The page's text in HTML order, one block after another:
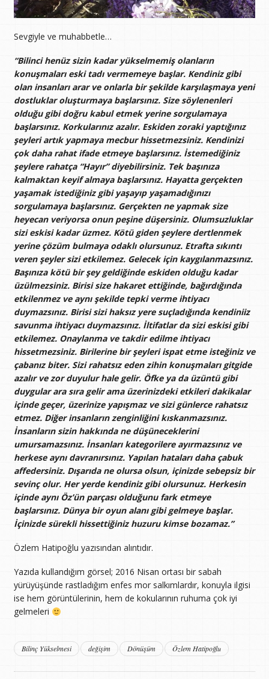
Sevgiyle ve muhabbetle…
“Bilinci henüz sizin kadar yükselmemiş olanların
konuşmaları eski tadı vermemeye başlar. Kendiniz gibi
olan insanları arar ve onlarla bir şekilde karşılaşmaya yeni
dostluklar oluşturmaya başlarsınız. Size söylenenleri
olduğu gibi doğru kabul etmek yerine sorgulamaya
başlarsınız. Korkularınız azalır. Eskiden zoraki yaptığınız
şeyleri artık yapmaya mecbur hissetmezsiniz. Kendinizi
çok daha rahat ifade etmeye başlarsınız. İstemediğiniz
şeylere rahatça “Hayır” diyebilirsiniz. Tek başınıza
kalmaktan keyif almaya başlarsınız. Hayatta gerçekten
yaşamak istediğiniz gibi yaşayıp yaşamadığınızı
sorgulamaya başlarsınız. Gerçekten ne yapmak size
heyecan veriyorsa onun peşine düşersiniz. Olumsuzluklar
sizi eskisi kadar üzmez. Kötü giden şeylere dertlenmek
yerine çözüm bulmaya odaklı olursunuz. Etrafta sıkıntı
veren şeyler sizi etkilemez. Gelecek için kaygılanmazsınız.
Başınıza kötü bir şey geldiğinde eskiden olduğu kadar
üzülmezsiniz. Birisi size hakaret ettiğinde, bağırdığında
etkilenmez ve aynı şekilde tepki verme ihtiyacı
duymazsınız. Birisi sizi haksız yere suçladığında kendiniiz
savunma ihtiyacı duymazsınız. İltifatlar da sizi eskisi gibi
etkilemez. Onaylanma ve takdir edilme ihtiyacı
hissetmezsiniz. Birilerine bir şeyleri ispat etme isteğiniz ve
çabanız biter. Sizi rahatsız eden zihin konuşmaları gitgide
azalır ve zor duyulur hale gelir. Öfke ya da üzüntü gibi
duygular ara sıra gelir ama üzerinizdeki etkileri dakikalar
içinde geçer, üzerinize yapışmaz ve sizi günlerce rahatsız
etmez. Diğer insanların zenginliğini kıskanmazsınız.
İnsanların sizin hakkında ne düşüneceklerini
umursamazsınız. İnsanları kategorilere ayırmazsınız ve
herkese aynı davranırsınız. Yapılan hataları daha çabuk
affedersiniz. Dışarıda ne olursa olsun, içinizde sebepsiz bir
sevinç olur. Her yerde kendiniz gibi olursunuz. Herkesin
içinde aynı Öz’ün parçası olduğunu fark etmeye
başlarsınız. Dünya bir oyun alanı gibi gelmeye başlar.
İçinizde sürekli hissettiğiniz huzuru kimse bozamaz.”
Özlem Hatipoğlu yazısından alıntıdır.
Yazıda kullandığım görsel; 2016 Nisan ortası bir sabah
yürüyüşünde rastladığım enfes mor salkımlardır, konuyla ilgisi
ise hem görüntülerinin, hem de kokularının ruhuma çok iyi
gelmeleri
Bilinç Yükselmesi değişim Dönüşüm Özlem Hatipoğlu